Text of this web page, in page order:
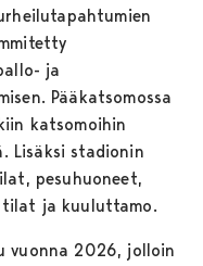
ja
Pääkatsomossa
katsomoihin
Lisäksi stadionin
pesuhuoneet,
tilat ja kuuluttamo.
vuonna 2026, jolloin